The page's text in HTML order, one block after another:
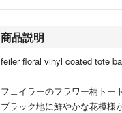
商品説明
feiler floral vinyl coated tote
フェイラーのフラワー柄トー
ブラック地に鮮やかな花模様